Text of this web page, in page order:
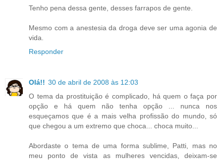
Tenho pena dessa gente, desses farrapos de gente.
Mesmo com a anestesia da droga deve ser uma agonia de
vida.
Responder
Olá!! 30 de abril de 2008 às 12:03
O tema da prostituição é complicado, há quem o faça por
opção e há quem não tenha opção ... nunca nos
esqueçamos que é a mais velha profissão do mundo, só
que chegou a um extremo que choca... choca muito...
Abordaste o tema de uma forma sublime, Patti, mas no
meu ponto de vista as mulheres vencidas, deixam-se